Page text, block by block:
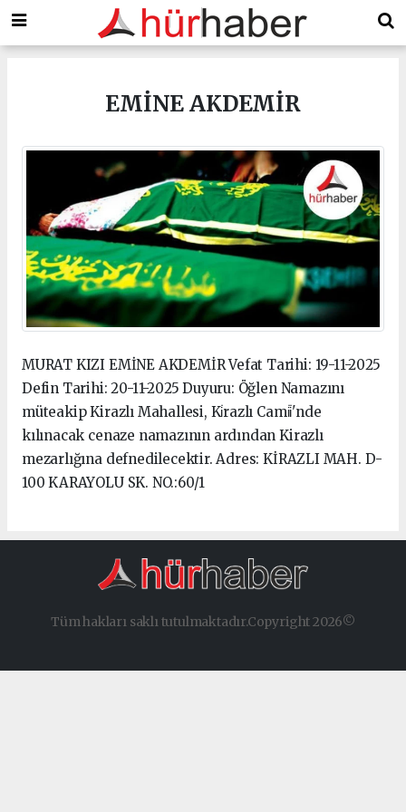
EMİNE AKDEMİR
MURAT KIZI EMİNE AKDEMİR Vefat Tarihi: 19-11-2025
Defin Tarihi: 20-11-2025 Duyuru: Öğlen Namazını
müteakip Kirazlı Mahallesi, Ki̇razlı Cami̇i̇'nde
kılınacak cenaze namazının ardından Kirazlı
mezarlığına defnedilecektir. Adres: KİRAZLI MAH. D-
100 KARAYOLU SK. NO.:60/1
Tüm hakları saklı tutulmaktadır.Copyright 2026©